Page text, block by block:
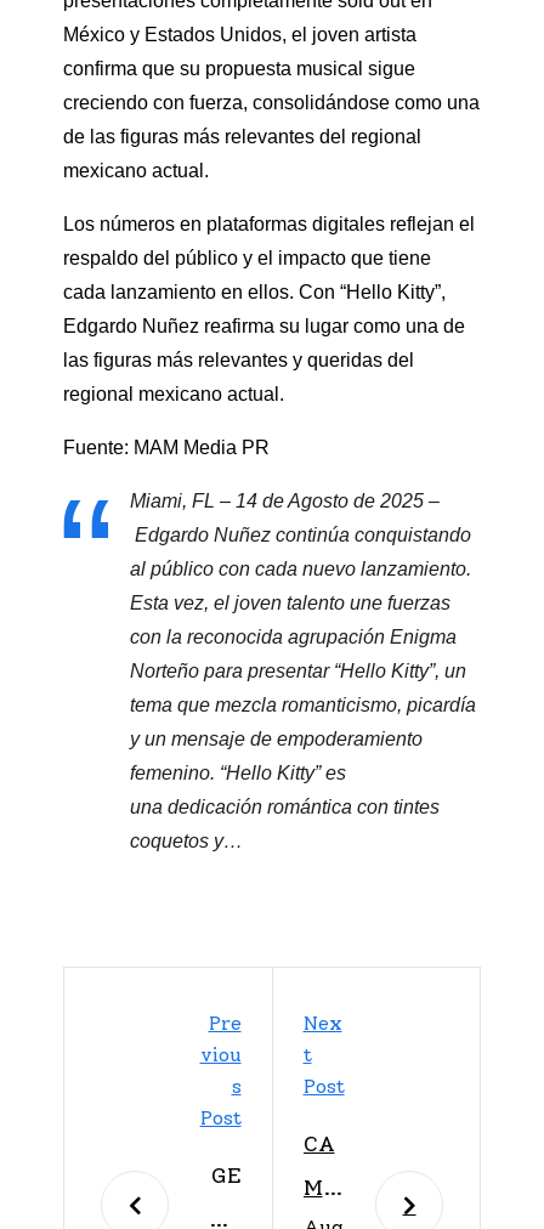
México y Estados Unidos, el joven artista
confirma que su propuesta musical sigue
creciendo con fuerza, consolidándose como una
de las figuras más relevantes del regional
mexicano actual.
Los números en plataformas digitales reflejan el
respaldo del público y el impacto que tiene
cada lanzamiento en ellos. Con “Hello Kitty”,
Edgardo Nuñez reafirma su lugar como una de
las figuras más relevantes y queridas del
regional mexicano actual.
Fuente: MAM Media PR
Miami, FL – 14 de Agosto de 2025 –
Edgardo Nuñez continúa conquistando
al público con cada nuevo lanzamiento.
Esta vez, el joven talento une fuerzas
con la reconocida agrupación Enigma
Norteño para presentar “Hello Kitty”, un
tema que mezcla romanticismo, picardía
y un mensaje de empoderamiento
femenino. “Hello Kitty” es
una dedicación romántica con tintes
coquetos y…
Pre
Viou
S
Post
GE
RA
Nex
T
Post
CA
MIL